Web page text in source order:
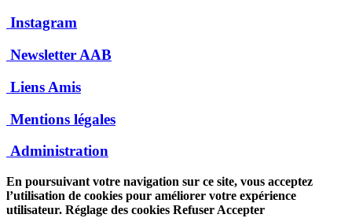
Instagram
Newsletter AAB
Liens Amis
Mentions légales
Administration
En poursuivant votre navigation sur ce site, vous acceptez
l’utilisation de cookies pour améliorer votre expérience
utilisateur. Réglage des cookies Refuser Accepter